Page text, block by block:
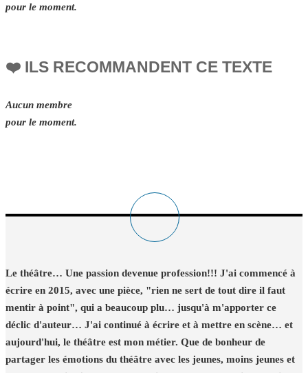
pour le moment.
❤️ ILS RECOMMANDENT CE TEXTE
Aucun membre
pour le moment.
Le théâtre… Une passion devenue profession!!! J'ai commencé à
écrire en 2015, avec une pièce, "rien ne sert de tout dire il faut
mentir à point", qui a beaucoup plu… jusqu'à m'apporter ce
déclic d'auteur… J'ai continué à écrire et à mettre en scène… et
aujourd'hui, le théâtre est mon métier. Que de bonheur de
partager les émotions du théâtre avec les jeunes, moins jeunes et